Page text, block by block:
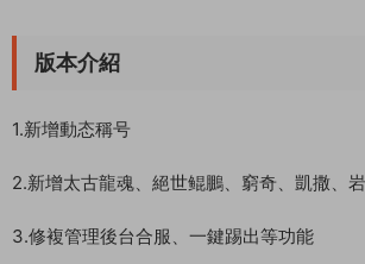
版本介紹
1.新增動态稱号
2.新增太古龍魂、絕世鲲鵬、窮奇、凱撒、
3.修複管理後台合服、一鍵踢出等功能